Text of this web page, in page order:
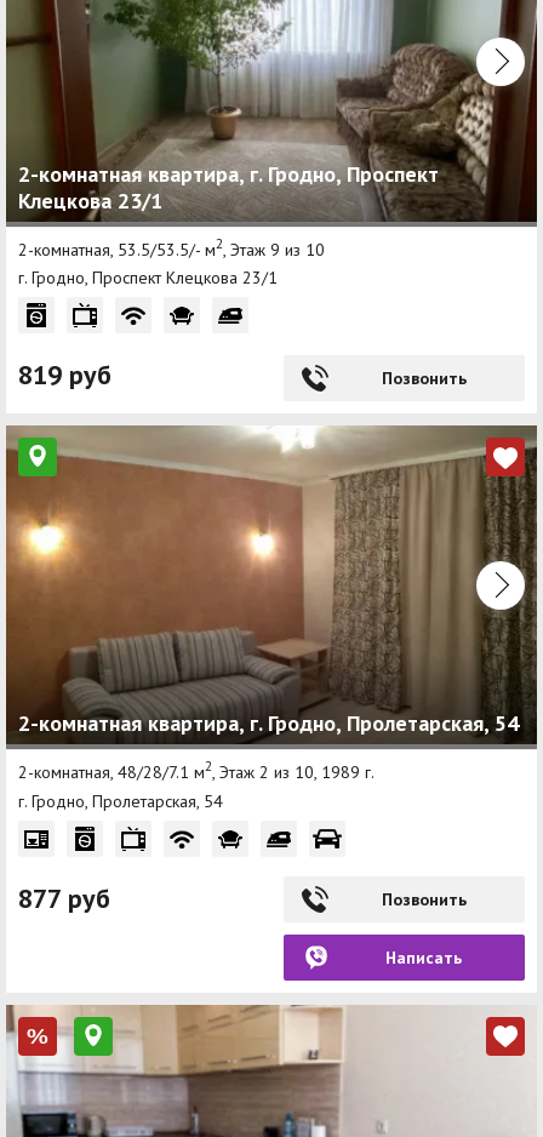
2-комнатная квартира, г. Гродно, Проспект
Клецкова 23/1
2-комнатная, 53.5/53.5/- м2 , Этаж 9 из 10
г. Гродно, Проспект Клецкова 23/1
819 руб Позвонить
2-комнатная квартира, г. Гродно, Пролетарская, 54
2-комнатная, 48/28/7.1 м2, Этаж 2 из 10, 1989 г.
г. Гродно, Пролетарская, 54
877 руб Позвонить
Написать
%